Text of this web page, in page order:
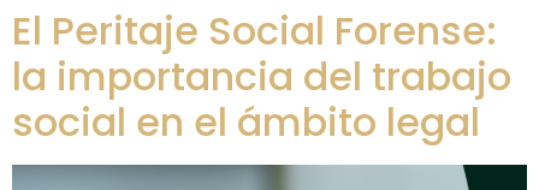
El Peritaje Social Forense:
la importancia del trabajo
social en el ámbito legal